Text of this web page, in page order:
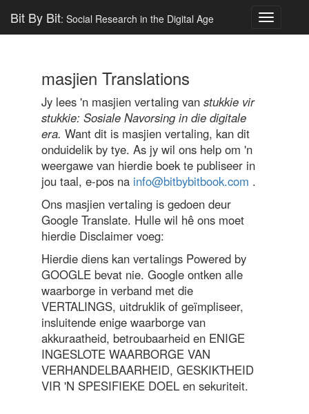
Toggle
Bit By Bit: Social Research in the Digital Age
masjien Translations
Jy lees 'n masjien vertaling van stukkie vir
stukkie: Sosiale Navorsing in die digitale
era. Want dit is masjien vertaling, kan dit
onduidelik by tye. As jy wil ons help om 'n
weergawe van hierdie boek te publiseer in
jou taal, e-pos na info@bitbybitbook.com .
Ons masjien vertaling is gedoen deur
Google Translate. Hulle wil hê ons moet
hierdie Disclaimer voeg:
Hierdie diens kan vertalings Powered by
GOOGLE bevat nie. Google ontken alle
waarborge in verband met die
VERTALINGS, uitdruklik of geïmpliseer,
insluitende enige waarborge van
akkuraatheid, betroubaarheid en ENIGE
INGESLOTE WAARBORGE VAN
VERHANDELBAARHEID, GESKIKTHEID
VIR 'N SPESIFIEKE DOEL en sekuriteit.